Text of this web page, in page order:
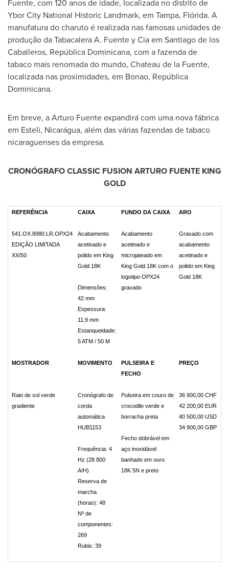
Fuente, com 120 anos de idade, localizada no distrito de
Ybor City National Historic Landmark, em Tampa, Flórida. A
manufatura do charuto é realizada nas famosas unidades de
produção da Tabacalera A. Fuente y Cia em Santiago de los
Caballeros, República Dominicana, com a fazenda de
tabaco mais renomada do mundo, Chateau de la Fuente,
localizada nas proximidades, em Bonao, República
Dominicana.
Em breve, aArturo Fuenteexpandirá com uma nova fábrica
em Esteli, Nicarágua, além das várias fazendas de tabaco
nicaraguenses da empresa.
CRONÓGRAFO CLASSIC FUSION ARTURO FUENTE KING
GOLD
REFERÊNCIA CAIXA FUNDO DA CAIXA ARO
541.OX.8980.LR.OPX24
EDIÇÃO LIMITADA
XX/50
Acabamento
acetinado e
polido em King
Gold 18K
Dimensões:
42 mm
Espessura:
11,9 mm
Estanqueidade:
5 ATM / 50 M
Acabamento
acetinado e
microjateado em
King Gold 18K com o
logotipo OPX24
gravado
Gravado com
acabamento
acetinado e
polido em King
Gold 18K
MOSTRADOR MOVIMENTO
PULSEIRA E
FECHO
PREÇO
Raio de sol verde
gradiente
Cronógrafo de
corda
automática
HUB1153
Frequência: 4
Hz (28 800
A/H)
Reserva de
marcha
(horas): 48
Nº de
componentes:
269
Rubis: 39
Pulseira em couro de
crocodilo verde e
borracha preta
Fecho dobrável em
aço inoxidável
banhado em ouro
18K 5N e preto
36 900,00 CHF
42 200,00 EUR
40 500,00 USD
34 900,00 GBP